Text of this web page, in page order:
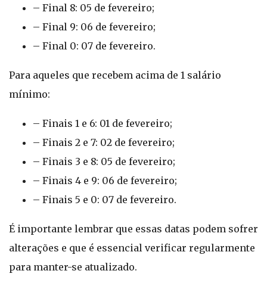
– Final 8: 05 de fevereiro;
– Final 9: 06 de fevereiro;
– Final 0: 07 de fevereiro.
Para aqueles que recebem acima de 1 salário
mínimo:
– Finais 1 e 6: 01 de fevereiro;
– Finais 2 e 7: 02 de fevereiro;
– Finais 3 e 8: 05 de fevereiro;
– Finais 4 e 9: 06 de fevereiro;
– Finais 5 e 0: 07 de fevereiro.
É importante lembrar que essas datas podem sofrer
alterações e que é essencial verificar regularmente
para manter-se atualizado.